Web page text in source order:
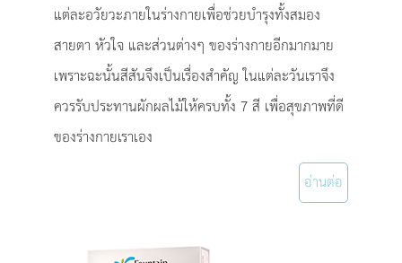
แต่ละอวัยวะภายในร่างกายเพื่อช่วยบำรุงทั้งสมอง
สายตา หัวใจ และส่วนต่างๆ ของร่างกายอีกมากมาย
เพราะฉะนั้นสีสันจึงเป็นเรื่องสำคัญ ในแต่ละวันเราจึง
ควรรับประทานผักผลไม้ให้ครบทั้ง 7 สี เพื่อสุขภาพที่ดี
ของร่างกายเราเอง
อ่านต่อ